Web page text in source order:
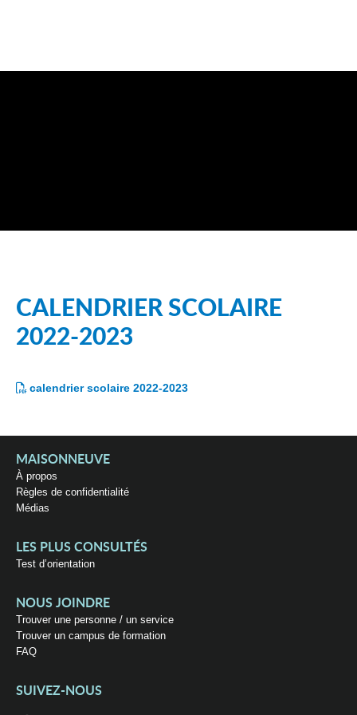
CALENDRIER SCOLAIRE
2022-2023
calendrier scolaire 2022-2023
MAISONNEUVE
À propos
Règles de confidentialité
Médias
LES PLUS CONSULTÉS
Test d’orientation
NOUS JOINDRE
Trouver une personne / un service
Trouver un campus de formation
FAQ
SUIVEZ-NOUS